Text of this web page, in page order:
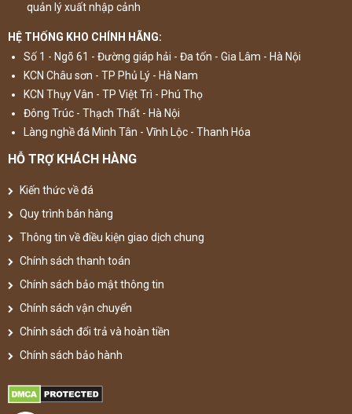
quản lý xuất nhập cảnh
HỆ THỐNG KHO CHÍNH HÃNG:
Số 1 - Ngõ 61 - Đường giáp hải - Đa tốn - Gia Lâm - Hà Nội
KCN Châu sơn - TP Phủ Lý - Hà Nam
KCN Thụy Vân - TP Việt Trì - Phú Thọ
Đông Trúc - Thạch Thất - Hà Nội
Làng nghề đá Minh Tân - Vĩnh Lộc - Thanh Hóa
HỖ TRỢ KHÁCH HÀNG
Kiến thức về đá
Quy trình bán hàng
Thông tin về điều kiện giao dịch chung
Chính sách thanh toán
Chính sách bảo mật thông tin
Chính sách vận chuyển
Chính sách đổi trả và hoàn tiền
Chính sách bảo hành